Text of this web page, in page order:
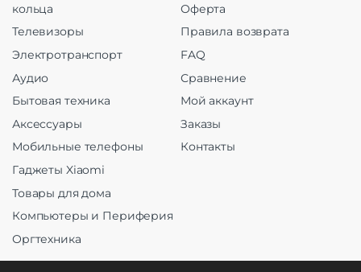
кольца
Телевизоры
Электротранспорт
Аудио
Бытовая техника
Аксессуары
Мобильные телефоны
Гаджеты Xiaomi
Товары для дома
Компьютеры и Периферия
Оргтехника
Оферта
Правила возврата
FAQ
Сравнение
Мой аккаунт
Заказы
Контакты